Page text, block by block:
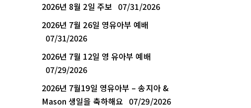
2026년 8월 2일 주보 07/31/2026
2026년 7월 26일 영유아부 예배
07/31/2026
2026년 7월 12일 영 유아부 예배
07/29/2026
2026년 7월19일 영유아부 – 송지아 &
Mason 생일을 축하해요 07/29/2026